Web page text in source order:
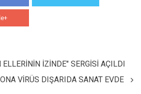
İZİNDE" SERGİSİ AÇILDI
VİRÜS DIŞARIDA SANAT EVDE